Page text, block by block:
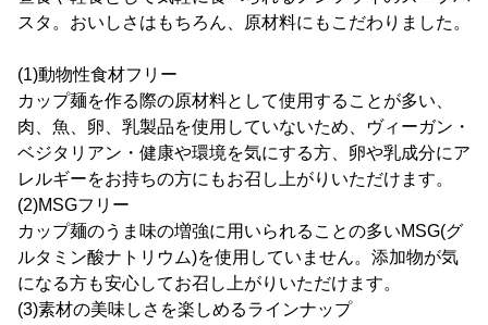
スタ。おいしさはもちろん、原材料にもこだわりました。
(1)動物性食材フリー
カップ麺を作る際の原材料として使用することが多い、
肉、魚、卵、乳製品を使用していないため、ヴィーガン・
ベジタリアン・健康や環境を気にする方、卵や乳成分にア
レルギーをお持ちの方にもお召し上がりいただけます。
(2)MSGフリー
カップ麺のうま味の増強に用いられることの多いMSG(グ
ルタミン酸ナトリウム)を使用していません。添加物が気
になる方も安心してお召し上がりいただけます。
(3)素材の美味しさを楽しめるラインナップ